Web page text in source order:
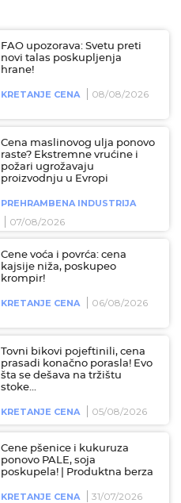
FAO upozorava: Svetu preti
novi talas poskupljenja
hrane!
KRETANJE CENA 08/08/2026
Cena maslinovog ulja ponovo
raste? Ekstremne vrućine i
požari ugrožavaju
proizvodnju u Evropi
PREHRAMBENA INDUSTRIJA
07/08/2026
Cene voća i povrća: cena
kajsije niža, poskupeo
krompir!
KRETANJE CENA 06/08/2026
Tovni bikovi pojeftinili, cena
prasadi konačno porasla! Evo
šta se dešava na tržištu
stoke...
KRETANJE CENA 05/08/2026
Cene pšenice i kukuruza
ponovo PALE, soja
poskupela! | Produktna berza
KRETANJE CENA 31/07/2026